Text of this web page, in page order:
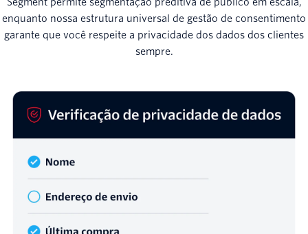
Segment permite segmentação preditiva de público em escala,
enquanto nossa estrutura universal de gestão de consentimento
garante que você respeite a privacidade dos dados dos clientes
sempre.